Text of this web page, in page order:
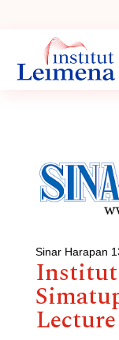
Sinar Harapan
Institut
Lecture